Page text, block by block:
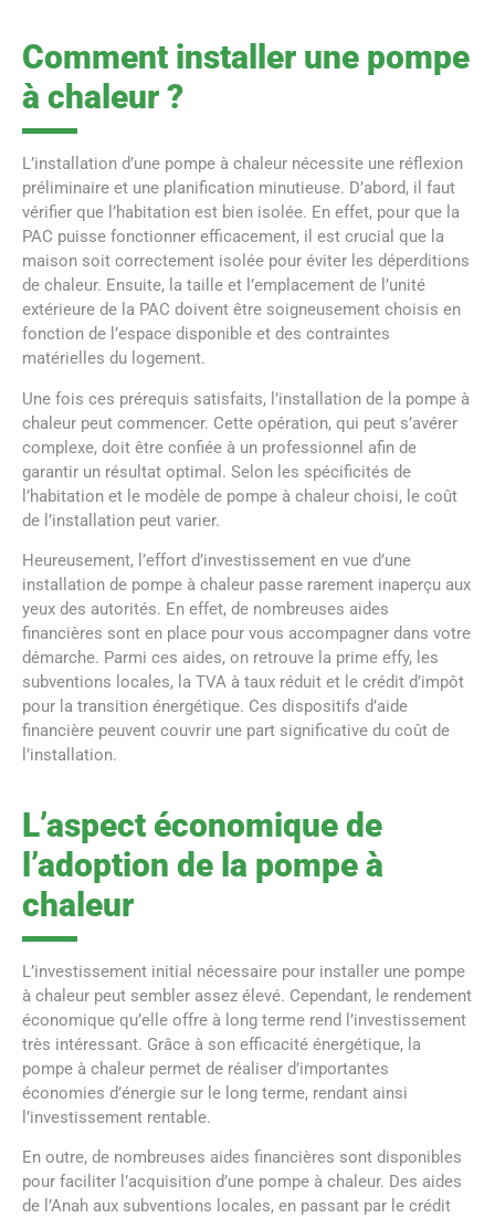
Comment installer une pompe
à chaleur ?
L’installation d’une pompe à chaleur nécessite une réflexion
préliminaire et une planification minutieuse. D’abord, il faut
vérifier que l’habitation est bien isolée. En effet, pour que la
PAC puisse fonctionner efficacement, il est crucial que la
maison soit correctement isolée pour éviter les déperditions
de chaleur. Ensuite, la taille et l’emplacement de l’unité
extérieure de la PAC doivent être soigneusement choisis en
fonction de l’espace disponible et des contraintes
matérielles du logement.
Une fois ces prérequis satisfaits, l’installation de la pompe à
chaleur peut commencer. Cette opération, qui peut s’avérer
complexe, doit être confiée à un professionnel afin de
garantir un résultat optimal. Selon les spécificités de
l’habitation et le modèle de pompe à chaleur choisi, le coût
de l’installation peut varier.
Heureusement, l’effort d’investissement en vue d’une
installation de pompe à chaleur passe rarement inaperçu aux
yeux des autorités. En effet, de nombreuses aides
financières sont en place pour vous accompagner dans votre
démarche. Parmi ces aides, on retrouve la prime effy, les
subventions locales, la TVA à taux réduit et le crédit d’impôt
pour la transition énergétique. Ces dispositifs d’aide
financière peuvent couvrir une part significative du coût de
l’installation.
L’aspect économique de
l’adoption de la pompe à
chaleur
L’investissement initial nécessaire pour installer une pompe
à chaleur peut sembler assez élevé. Cependant, le rendement
économique qu’elle offre à long terme rend l’investissement
très intéressant. Grâce à son efficacité énergétique, la
pompe à chaleur permet de réaliser d’importantes
économies d’énergie sur le long terme, rendant ainsi
l’investissement rentable.
En outre, de nombreuses aides financières sont disponibles
pour faciliter l’acquisition d’une pompe à chaleur. Des aides
de l’Anah aux subventions locales, en passant par le crédit